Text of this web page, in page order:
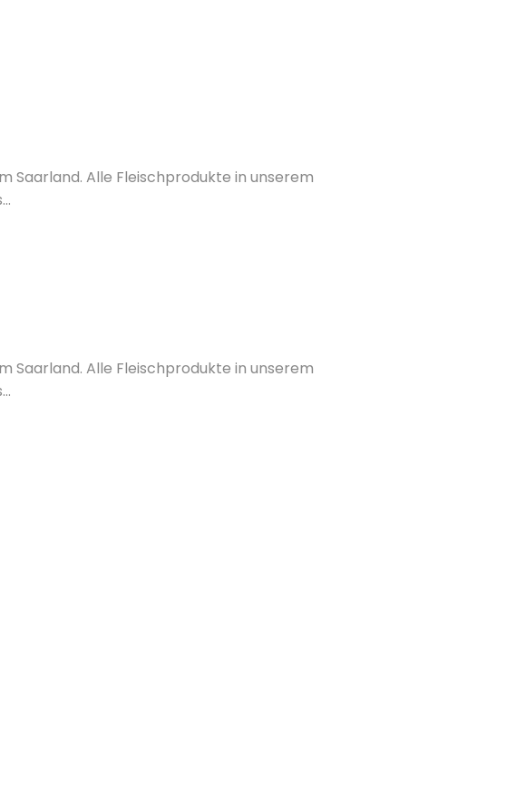
Saarland. Alle Fleischprodukte in unserem
Saarland. Alle Fleischprodukte in unserem